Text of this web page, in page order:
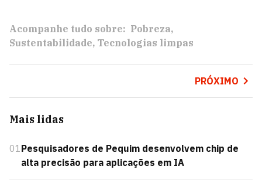
Acompanhe tudo sobre: Pobreza
Sustentabilidade Tecnologias limpas
PRÓXIMO
Mais lidas
01Pesquisadores de Pequim desenvolvem chip de
alta precisão para aplicações em IA